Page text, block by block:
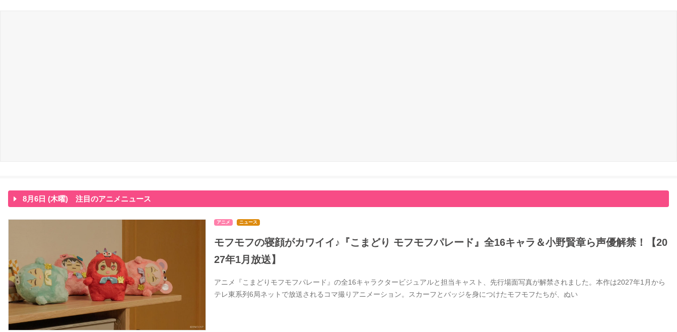
8月6日 (木曜) 注目のアニメニュース
アニメ ニュース
モフモフの寝顔がカワイイ♪『こまどり モフモフパレード』全16キャラ＆小野賢章ら声優解禁！【20
27年1月放送】
アニメ『こまどりモフモフパレード』の全16キャラクタービジュアルと担当キャスト、先行場面写真が解禁されました。本作は2027年1月から
テレ東系列6局ネットで放送されるコマ撮りアニメーション。スカーフとバッジを身につけたモフモフたちが、ぬい